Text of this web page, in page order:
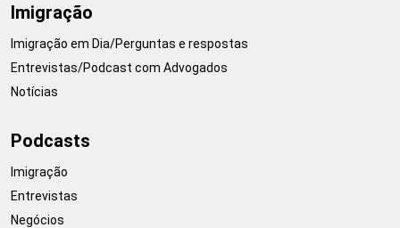
Imigração
Imigração em Dia/Perguntas e respostas
Entrevistas/Podcast com Advogados
Notícias
Podcasts
Imigração
Entrevistas
Negócios